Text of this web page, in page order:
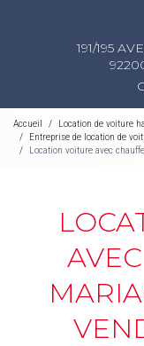
191/195
Accueil
Location de voiture
Entreprise de location de
Location voiture avec